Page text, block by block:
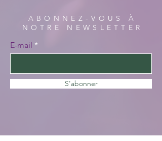
ABONNEZ-VOUS À
NOTRE NEWSLETTER
E-mail
S'abonner